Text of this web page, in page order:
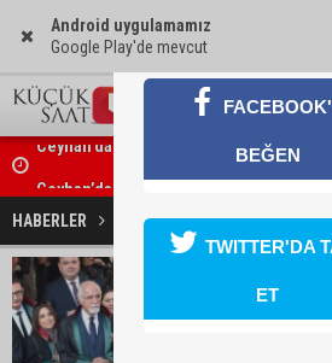
Android uygulamamız
Google Play'de mevcut
Ceyhan’da açık hava sineması keyfi iki
HABERLER GÜNDEM 51 Barodan ortak
BEĞEN
TWITTER'DA
ET